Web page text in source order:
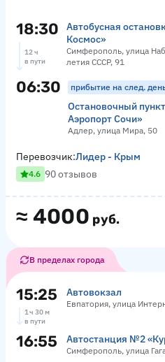
18:30
Автобусная
Космос»
Симферополь, улица
летия СССР, 91
12 ч
в пути
06:30 прибытие на след.
Остановочный
Аэропорт Сочи»
Адлер, улица Мира, 50
≈ 4000 руб.
Перевозчик:Лидер - Крым
4.6 90 отзывов
В пределах города
15:25 Автовокзал
Евпатория, улица
1 ч 30 м
в пути
16:55 Автостанция №2
Симферополь, улица